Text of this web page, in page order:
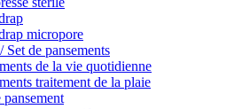
micropore
Set de pansements
de la vie quotidienne
traitement de la plaie
pansement